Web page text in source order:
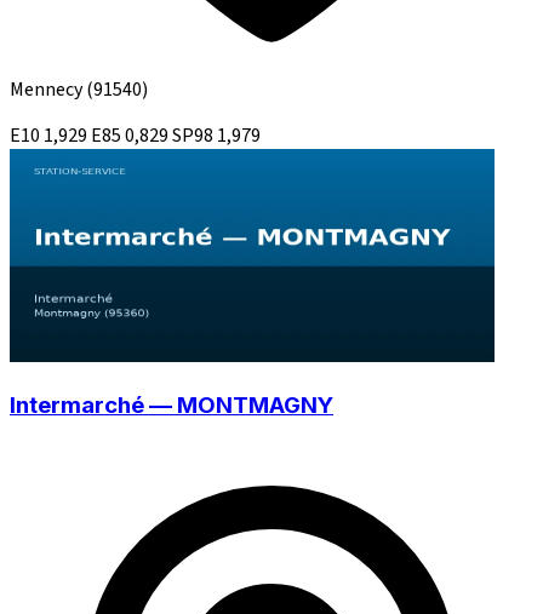
Mennecy(91540)
E10 1,929 E850,829SP98 1,979
Intermarché — MONTMAGNY